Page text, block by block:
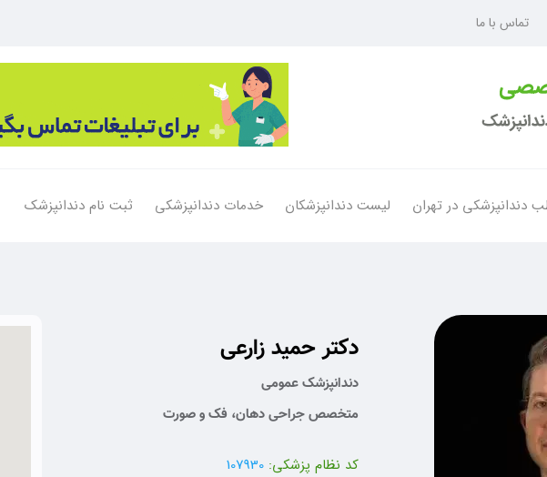
تماس با ما
دندانپزشکی در تهران لیست دندانپزشکان خدمات دندانپزشکی ثبت نام دندانپزشک
دکتر حمید زارعی
دندانپزشک عمومی
متخصص جراحی دهان، فک و صورت
کد نظام پزشکی: 107930